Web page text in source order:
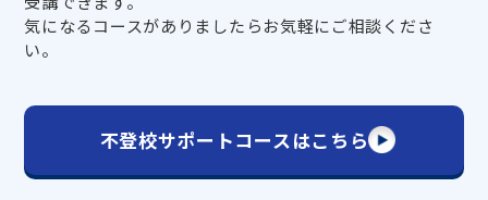
気になるコースがありましたらお気軽にご相談くださ
い。
不登校サポートコースはこちら